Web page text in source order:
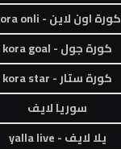
كورة اون لاين - kora onli
كورة جول - kora goal
كورة ستار - kora star
سوريا لايف
يلا لايف - yalla live